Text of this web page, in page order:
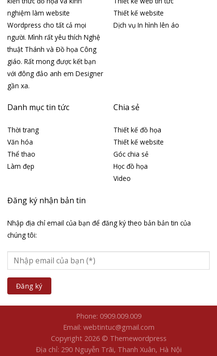
nghiệm làm website
Wordpress cho tất cả mọi
người. Mình rất yêu thích Nghệ
thuật Thánh và Đồ họa Công
giáo. Rất mong được kết bạn
với đông đảo anh em Designer
gần xa.
Thiết kế website
Dịch vụ In hình lên áo
Danh mục tin tức
Thời trang
Văn hóa
Thể thao
Làm đẹp
Chia sẻ
Thiết kế đồ họa
Thiết kế website
Góc chia sẻ
Học đồ họa
Video
Đăng ký nhận bản tin
Nhập địa chỉ email của bạn để đăng ký theo bản bản tin của
chúng tôi:
Phone: 0909.009.009
Email: webtintuc@gmail.com
Copyright 2026 © Themewordpress
Địa chỉ: 290 Nguyễn Trãi, Thanh Xuân, Hà Nội